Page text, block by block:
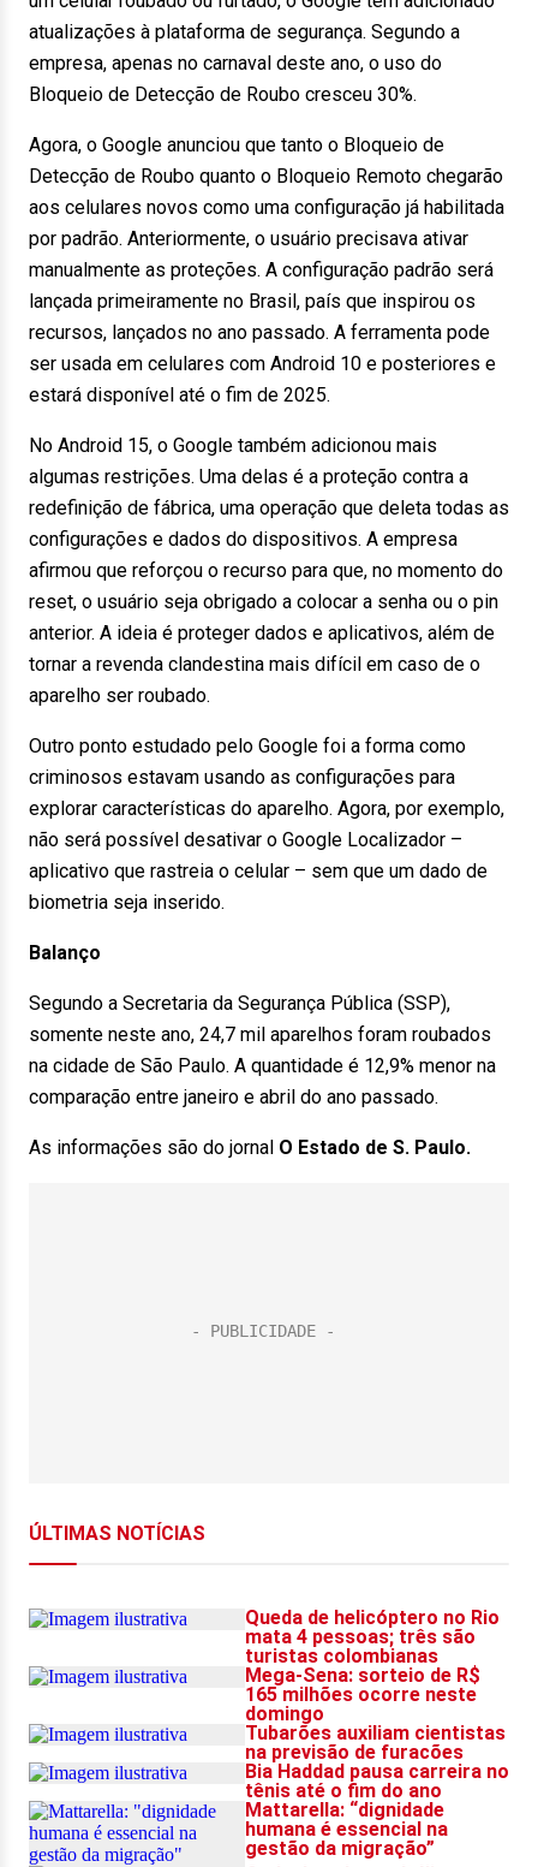
atualizações à plataforma de segurança. Segundo a
empresa, apenas no carnaval deste ano, o uso do
Bloqueio de Detecção de Roubo cresceu 30%.
Agora, o Google anunciou que tanto o Bloqueio de
Detecção de Roubo quanto o Bloqueio Remoto chegarão
aos celulares novos como uma configuração já habilitada
por padrão. Anteriormente, o usuário precisava ativar
manualmente as proteções. A configuração padrão será
lançada primeiramente no Brasil, país que inspirou os
recursos, lançados no ano passado. A ferramenta pode
ser usada em celulares com Android 10 e posteriores e
estará disponível até o fim de 2025.
No Android 15, o Google também adicionou mais
algumas restrições. Uma delas é a proteção contra a
redefinição de fábrica, uma operação que deleta todas as
configurações e dados do dispositivos. A empresa
afirmou que reforçou o recurso para que, no momento do
reset, o usuário seja obrigado a colocar a senha ou o pin
anterior. A ideia é proteger dados e aplicativos, além de
tornar a revenda clandestina mais difícil em caso de o
aparelho ser roubado.
Outro ponto estudado pelo Google foi a forma como
criminosos estavam usando as configurações para
explorar características do aparelho. Agora, por exemplo,
não será possível desativar o Google Localizador –
aplicativo que rastreia o celular – sem que um dado de
biometria seja inserido.
Balanço
Segundo a Secretaria da Segurança Pública (SSP),
somente neste ano, 24,7 mil aparelhos foram roubados
na cidade de São Paulo. A quantidade é 12,9% menor na
comparação entre janeiro e abril do ano passado.
As informações são do jornal O Estado de S. Paulo.